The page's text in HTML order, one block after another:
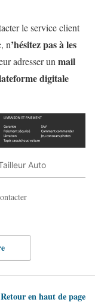
le service client
n’hésitez pas à les
adresser un mail
digitale
Auto
Retour en haut de page